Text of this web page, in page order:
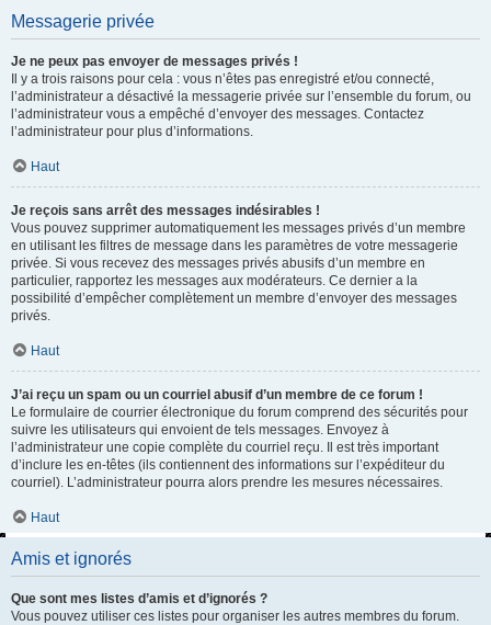
Messagerie privée
Je ne peux pas envoyer de messages privés !
Il y a trois raisons pour cela : vous n’êtes pas enregistré et/ou connecté,
l’administrateur a désactivé la messagerie privée sur l’ensemble du forum, ou
l’administrateur vous a empêché d’envoyer des messages. Contactez
l’administrateur pour plus d’informations.
Haut
Je reçois sans arrêt des messages indésirables !
Vous pouvez supprimer automatiquement les messages privés d’un membre
en utilisant les filtres de message dans les paramètres de votre messagerie
privée. Si vous recevez des messages privés abusifs d’un membre en
particulier, rapportez les messages aux modérateurs. Ce dernier a la
possibilité d’empêcher complètement un membre d’envoyer des messages
privés.
Haut
J’ai reçu un spam ou un courriel abusif d’un membre de ce forum !
Le formulaire de courrier électronique du forum comprend des sécurités pour
suivre les utilisateurs qui envoient de tels messages. Envoyez à
l’administrateur une copie complète du courriel reçu. Il est très important
d’inclure les en-têtes (ils contiennent des informations sur l’expéditeur du
courriel). L’administrateur pourra alors prendre les mesures nécessaires.
Haut
Amis et ignorés
Que sont mes listes d’amis et d’ignorés ?
Vous pouvez utiliser ces listes pour organiser les autres membres du forum.